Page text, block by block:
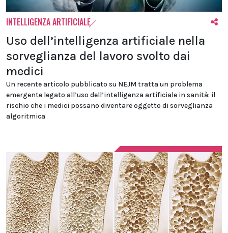
INTELLIGENZA ARTIFICIALE
Uso dell’intelligenza artificiale nella
sorveglianza del lavoro svolto dai
medici
Un recente articolo pubblicato su NEJM tratta un problema
emergente legato all’uso dell’intelligenza artificiale in sanità: il
rischio che i medici possano diventare oggetto di sorveglianza
algoritmica